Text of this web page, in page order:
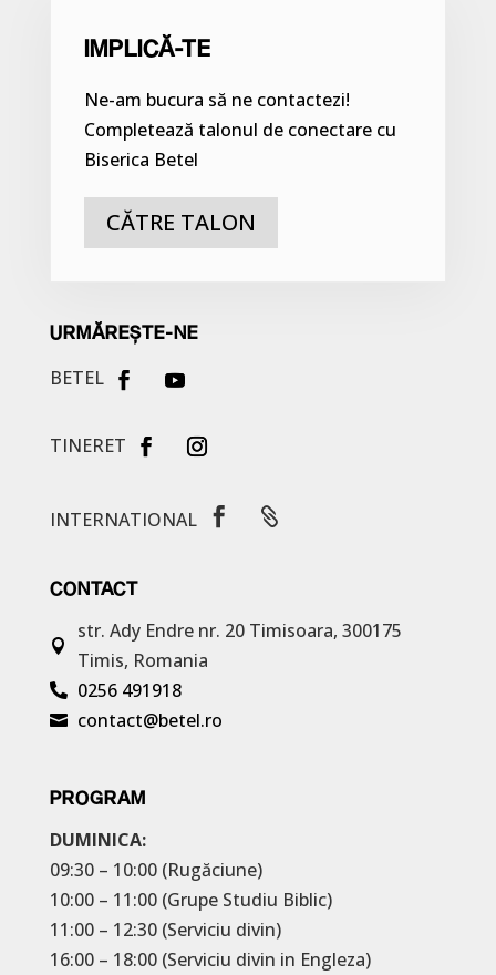
IMPLICĂ-TE
Ne-am bucura să ne contactezi!
Completează talonul de conectare cu
Biserica Betel
CĂTRE TALON
URMĂREȘTE-NE
BETEL
TINERET
INTERNATIONAL  
CONTACT

str. Ady Endre nr. 20 Timisoara, 300175
Timis, Romania
 0256 491918
 contact@betel.ro
PROGRAM
DUMINICA:
09:30 – 10:00 (Rugăciune)
10:00 – 11:00 (Grupe Studiu Biblic)
11:00 – 12:30 (Serviciu divin)
16:00 – 18:00 (Serviciu divin in Engleza)